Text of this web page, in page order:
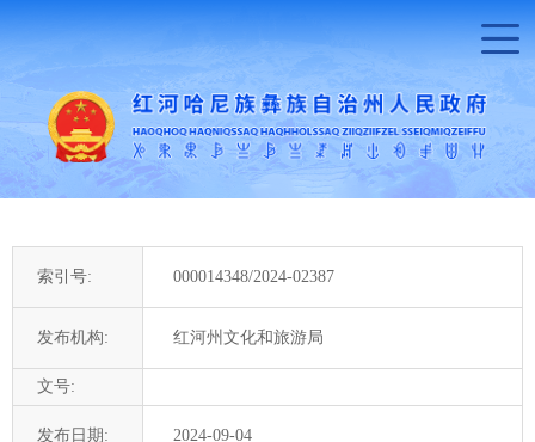
索引号: 000014348/2024-02387
发布机构: 红河州文化和旅游局
文号:
发布日期: 2024-09-04